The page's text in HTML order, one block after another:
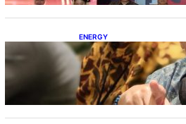
ENERGY
IESR:
Percepatan PLTS 100